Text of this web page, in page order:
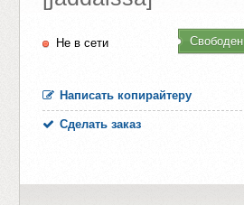
Не в сети
Написать копирайтеру
Сделать заказ
Свободен